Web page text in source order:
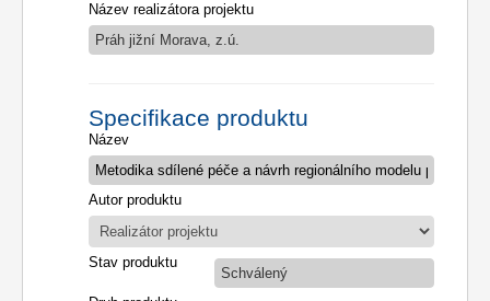
Název realizátora projektu
Práh jižní Morava, z.ú.
Specifikace produktu
Název
Autor produktu
Stav produktu
Schválený